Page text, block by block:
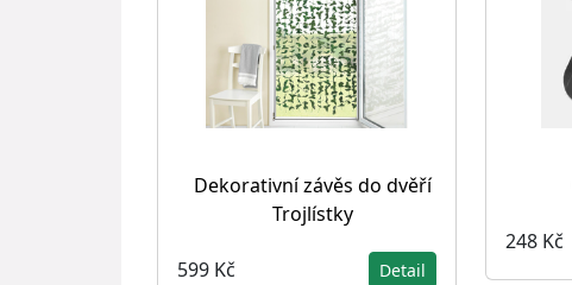
Dekorativní závěs do dvěří
Trojlístky
599 Kč Detail
248 Kč